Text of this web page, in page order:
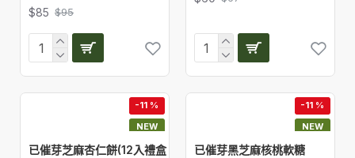
$85 $95
NEW
-11 %
已催芽芝麻杏仁餅(12入禮盒
NEW
-11 %
已催芽黑芝麻核桃軟糖